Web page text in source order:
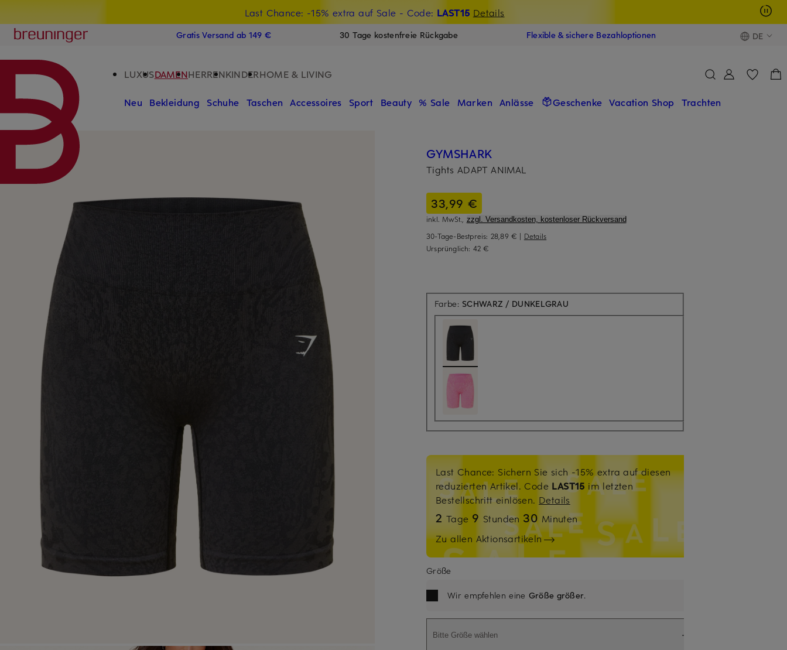
Last Chance: -15% extra auf Sale - Code: LAST15 Details
15€-Willkommensgutschein mit Beyond sichern
Breuninger
Gratis Versand ab 149 € 30 Tage kostenfreie Rückgabe Flexible & sichere Bezahloptionen DE
LUXUSDAMENHERRENKINDERHOME & LIVING
Neu Bekleidung Schuhe Taschen Accessoires Sport Beauty % Sale Marken Anlässe Geschenke Vacation Shop Trachten
GYMSHARK
Tights ADAPT ANIMAL
33,99 €
inkl. MwSt., zzgl. Versandkosten, kostenloser Rückversand
30-Tage-Bestpreis: 28,89 € | Details
Ursprünglich: 42 €
Farbe: SCHWARZ / DUNKELGRAU
Last Chance: Sichern Sie sich -15% extra auf diesen
reduzierten Artikel. Code LAST15 im letzten
Bestellschritt einlösen. Details
2 Tage 9 Stunden 30 Minuten
Zu allen Aktionsartikeln
Größe
Wir empfehlen eine Größe größer.
Bitte Größe wählen